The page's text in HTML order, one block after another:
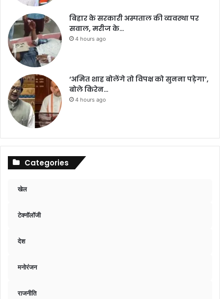
बिहार के सरकारी अस्पताल की व्यवस्था पर
सवाल, मरीज के…
4 hours ago
‘अमित शाह बोलेंगे तो विपक्ष को सुनना पड़ेगा’,
बोले किरेन…
4 hours ago
Categories
खेल
टेक्नॉलॉजी
देश
मनोरंजन
राजनीति